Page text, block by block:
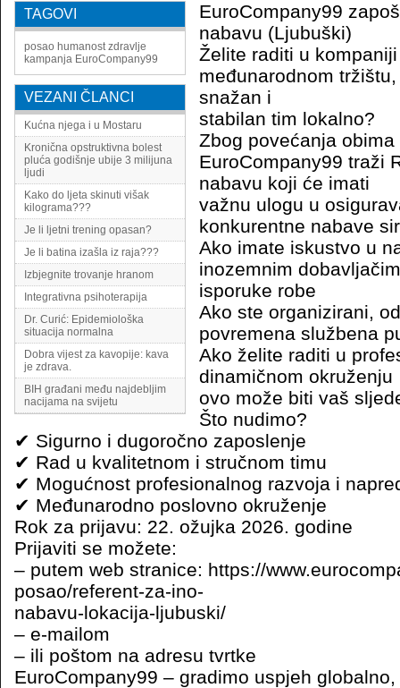
TAGOVI
posao humanost zdravlje
kampanja EuroCompany99
VEZANI ČLANCI
Kućna njega i u Mostaru
Kronična opstruktivna bolest
pluća godišnje ubije 3 milijuna
ljudi
Kako do ljeta skinuti višak
kilograma???
Je li ljetni trening opasan?
Je li batina izašla iz raja???
Izbjegnite trovanje hranom
Integrativna psihoterapija
Dr. Curić: Epidemiološka
situacija normalna
Dobra vijest za kavopije: kava
je zdrava.
BIH građani među najdebljim
nacijama na svijetu
EuroCompany99
nabavu (Ljubuški)
Želite raditi u
međunarodnom
snažan i
stabilan tim lokalno?
Zbog povećanja obima
EuroCompany99 traži
nabavu koji će imati
važnu ulogu u
konkurentne nabave
Ako imate iskustvo u
inozemnim
isporuke robe
Ako ste organizirani,
povremena službena
Ako želite raditi u
dinamičnom okruženju
ovo može biti vaš
Što nudimo?
✔ Sigurno i dugoročno zaposlenje
✔ Rad u kvalitetnom i stručnom timu
✔ Mogućnost profesionalnog razvoja i
✔ Međunarodno poslovno okruženje
Rok za prijavu: 22. ožujka 2026. godine
Prijaviti se možete:
– putem web stranice: https://
posao/referent-za-ino-
nabavu-lokacija-ljubuski/
– e-mailom
– ili poštom na adresu tvrtke
EuroCompany99 – gradimo uspjeh